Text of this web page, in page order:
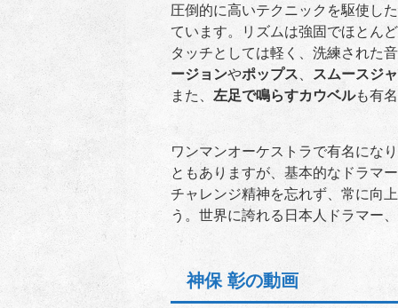
圧倒的に高いテクニックを駆使し
ています。リズムは強固でほとん
タッチとしては軽く、洗練された
ージョンやポップス、 スムースジ
また、 左足で鳴らすカウベルも有
ワンマンオーケストラで有名にな
ともありますが、基本的なドラマ
チャレンジ精神を忘れず、常に向
う。世界に誇れる日本人ドラマー
神保 彰の動画